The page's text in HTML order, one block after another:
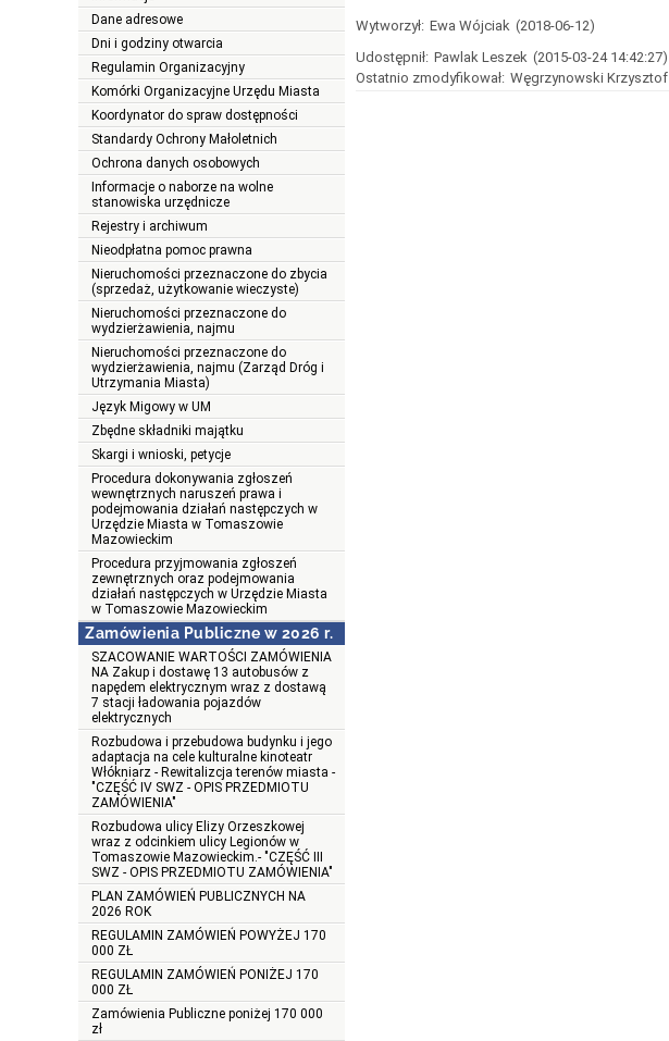
Dane adresowe
Dni i godziny otwarcia
Regulamin Organizacyjny
Komórki Organizacyjne Urzędu Miasta
Koordynator do spraw dostępności
Standardy Ochrony Małoletnich
Ochrona danych osobowych
Informacje o naborze na wolne
stanowiska urzędnicze
Rejestry i archiwum
Nieodpłatna pomoc prawna
Nieruchomości przeznaczone do zbycia
(sprzedaż, użytkowanie wieczyste)
Nieruchomości przeznaczone do
wydzierżawienia, najmu
Nieruchomości przeznaczone do
wydzierżawienia, najmu (Zarząd Dróg i
Utrzymania Miasta)
Język Migowy w UM
Zbędne składniki majątku
Skargi i wnioski, petycje
Procedura dokonywania zgłoszeń
wewnętrznych naruszeń prawa i
podejmowania działań następczych w
Urzędzie Miasta w Tomaszowie
Mazowieckim
Procedura przyjmowania zgłoszeń
zewnętrznych oraz podejmowania
działań następczych w Urzędzie Miasta
w Tomaszowie Mazowieckim
Zamówienia Publiczne w 2026 r.
SZACOWANIE WARTOŚCI ZAMÓWIENIA
NA Zakup i dostawę 13 autobusów z
napędem elektrycznym wraz z dostawą
7 stacji ładowania pojazdów
elektrycznych
Rozbudowa i przebudowa budynku i jego
adaptacja na cele kulturalne kinoteatr
Włókniarz - Rewitalizcja terenów miasta -
"CZĘŚĆ IV SWZ - OPIS PRZEDMIOTU
ZAMÓWIENIA"
Rozbudowa ulicy Elizy Orzeszkowej
wraz z odcinkiem ulicy Legionów w
Tomaszowie Mazowieckim.- "CZĘŚĆ III
SWZ - OPIS PRZEDMIOTU ZAMÓWIENIA"
PLAN ZAMÓWIEŃ PUBLICZNYCH NA
2026 ROK
REGULAMIN ZAMÓWIEŃ POWYŻEJ 170
000 ZŁ
REGULAMIN ZAMÓWIEŃ PONIŻEJ 170
000 ZŁ
Zamówienia Publiczne poniżej 170 000
zł
Wytworzył: Ewa Wójciak (2018-06-12)
Udostępnił: Pawlak Leszek (2015-03-24 14:42:27)
Ostatnio zmodyfikował: Węgrzynowski Krzysztof